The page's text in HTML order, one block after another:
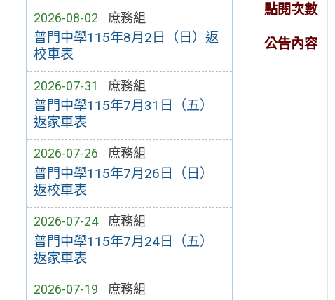
2026-08-02 庶務組
普門中學115年8月2日（日）返
校車表
2026-07-31 庶務組
普門中學115年7月31日（五）
返家車表
2026-07-26 庶務組
普門中學115年7月26日（日）
返校車表
2026-07-24 庶務組
普門中學115年7月24日（五）
返家車表
2026-07-19 庶務組
點閱次數
公告內容